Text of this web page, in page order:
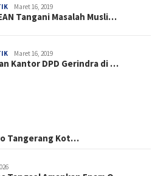
Maret 16, 2019
Tangani Masalah Musli…
Maret 16, 2019
Kantor DPD Gerindra di …
Tangerang Kot…